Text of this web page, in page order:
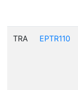
TRA EPTR110